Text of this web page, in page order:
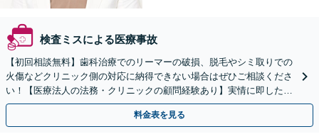
検査ミスによる医療事故
【初回相談無料】歯科治療でのリーマーの破損、脱毛やシミ取りでの
火傷などクリニック側の対応に納得できない場合はぜひご相談くださ
い！【医療法人の法務・クリニックの顧問経験あり】実情に即したア
ドバイスで、納得のできるトラブルの解決を目指します。
料金表を見る